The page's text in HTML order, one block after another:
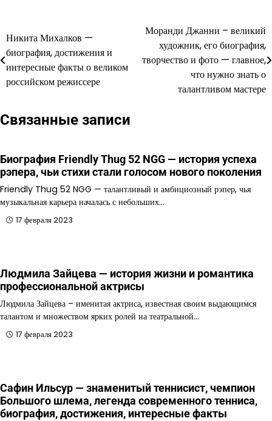
Навигация
по
записям
Никита Михалков —
биография, достижения и
интересные факты о великом
российском режиссере
Моранди Джанни – великий
художник, его биография,
творчество и фото — главное,
что нужно знать о
талантливом мастере
Связанные записи
Биография Friendly Thug 52 NGG — история успеха
рэпера, чьи стихи стали голосом нового поколения
Friendly Thug 52 NGG — талантливый и амбициозный рэпер, чья
музыкальная карьера началась с небольших…
17 февраля 2023
Людмила Зайцева — история жизни и романтика
профессиональной актрисы
Людмила Зайцева – именитая актриса, известная своим выдающимся
талантом и множеством ярких ролей на театральной…
17 февраля 2023
Сафин Ильсур — знаменитый теннисист, чемпион
Большого шлема, легенда современного тенниса,
биография, достижения, интересные факты